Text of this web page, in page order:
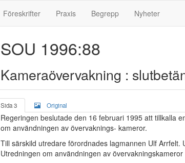
Föreskrifter Praxis Begrepp Nyheter
SOU 1996:88
Kameraövervakning :
Sida 3 Original
Regeringen beslutade den 16 februari 1995 att tillkalla
om användningen av övervaknings- kameror.
Till särskild utredare förordnades lagmannen Ulf Arrfelt.
Utredningen om användningen av